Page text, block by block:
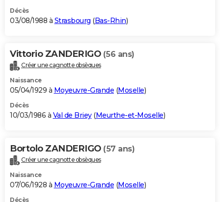
Décès
03/08/1988 à Strasbourg (Bas-Rhin)
Vittorio ZANDERIGO (56 ans)
Créer une cagnotte obsèques
Naissance
05/04/1929 à Moyeuvre-Grande (Moselle)
Décès
10/03/1986 à Val de Briey(Meurthe-et-Moselle)
Bortolo ZANDERIGO (57 ans)
Créer une cagnotte obsèques
Naissance
07/06/1928 à Moyeuvre-Grande (Moselle)
Décès